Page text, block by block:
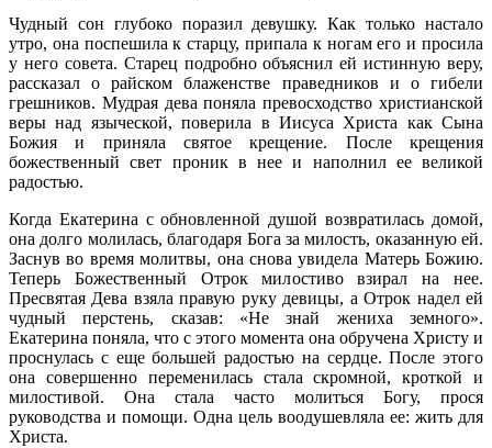
Чудный сон глубоко поразил девушку. Как только настало
утро, она поспешила к старцу, припала к ногам его и просила
у него совета. Старец подробно объяснил ей истинную веру,
рассказал о райском блаженстве праведников и о гибели
грешников. Мудрая дева поняла превосходство христианской
веры над языческой, поверила в Иисуса Христа как Сына
Божия и приняла святое крещение. После крещения
божественный свет проник в нее и наполнил ее великой
радостью.
Когда Екатерина с обновленной душой возвратилась домой,
она долго молилась, благодаря Бога за милость, оказанную ей.
Заснув во время молитвы, она снова увидела Матерь Божию.
Теперь Божественный Отрок милостиво взирал на нее.
Пресвятая Дева взяла правую руку девицы, а Отрок надел ей
чудный перстень, сказав: «Не знай жениха земного».
Екатерина поняла, что с этого момента она обручена Христу и
проснулась с еще большей радостью на сердце. После этого
она совершенно переменилась стала скромной, кроткой и
милостивой. Она стала часто молиться Богу, прося
руководства и помощи. Одна цель воодушевляла ее: жить для
Христа.